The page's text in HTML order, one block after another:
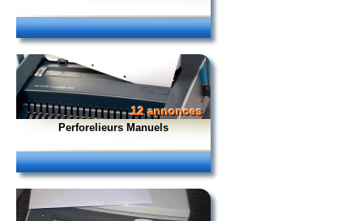
12 annonces
Perforelieurs Manuels